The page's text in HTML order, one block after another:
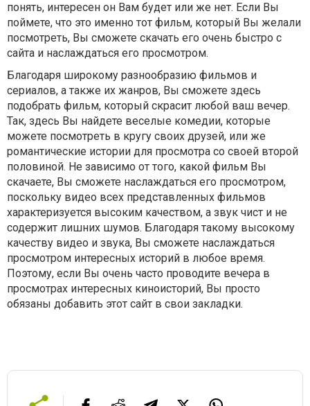
понять, интересен он Вам будет или же нет. Если Вы
поймете, что это именно тот фильм, который Вы желали
посмотреть, Вы сможете скачать его очень быстро с
сайта и наслаждаться его просмотром.
Благодаря широкому разнообразию фильмов и
сериалов, а также их жанров, Вы сможете здесь
подобрать фильм, который скрасит любой ваш вечер.
Так, здесь Вы найдете веселые комедии, которые
можете посмотреть в кругу своих друзей, или же
романтические истории для просмотра со своей второй
половиной. Не зависимо от того, какой фильм Вы
скачаете, Вы сможете наслаждаться его просмотром,
поскольку видео всех представленных фильмов
характеризуется высоким качеством, а звук чист и не
содержит лишних шумов. Благодаря такому высокому
качеству видео и звука, Вы сможете наслаждаться
просмотром интересных историй в любое время.
Поэтому, если Вы очень часто проводите вечера в
просмотрах интересных киноисторий, Вы просто
обязаны добавить этот сайт в свои закладки.